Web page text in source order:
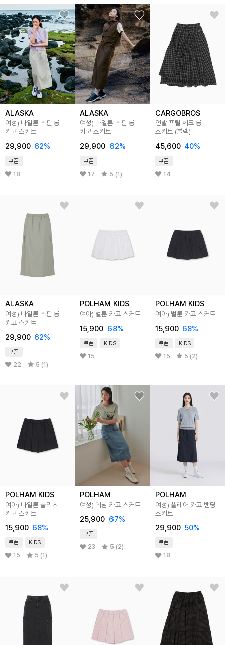
ALASKA
여성) 나일론 스판 롱
카고 스커트
29,900 62%
쿠폰
18
ALASKA
여성) 나일론 스판 롱
카고 스커트
29,900 62%
쿠폰
17 5 (1)
CARGOBROS
언발 프릴 체크 롱
스커트 (블랙)
45,600 40%
쿠폰
14
ALASKA
여성) 나일론 스판 롱
카고 스커트
29,900 62%
쿠폰
22 5 (1)
POLHAM KIDS
여아) 벌룬 카고 스커트
15,900 68%
쿠폰 KIDS
15
POLHAM KIDS
여아) 벌룬 카고 스커트
15,900 68%
쿠폰 KIDS
15 5 (2)
POLHAM KIDS
여아) 나일론 플리츠
카고 스커트
15,900 68%
쿠폰 KIDS
15 5 (1)
POLHAM
여성) 데님 카고 스커트
25,900 67%
쿠폰
23 5 (2)
POLHAM
여성) 플레어 카고 밴딩
스커트
29,900 50%
쿠폰
18